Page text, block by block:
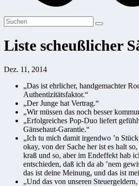
Liste scheußlicher
Dez. 11, 2014
„Das ist ehrlicher, handgemachter
Authentizitätsfaktor.“
„Der Junge hat Vertrag.“
„Wir müssen das noch besser
„Erfolgreiches Pop-Duo liefert
Gänsehaut-Garantie.“
„Ich tu mich damit irgendwo ’n
okay, von der Sache her ist es halt
kraß und so, aber im Endeffekt hab
entschieden, daß ich da ab ’nem
das ist deine Meinung, und das ist
„Und das von unseren